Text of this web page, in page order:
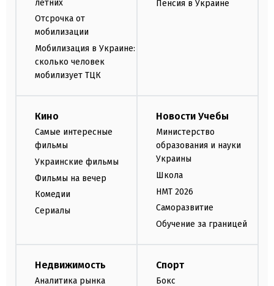
летних
Отсрочка от
мобилизации
Мобилизация в Украине:
сколько человек
мобилизует ТЦК
Пенсия в Украине
Кино
Самые интересные
фильмы
Украинские фильмы
Фильмы на вечер
Комедии
Сериалы
Новости Учебы
Министерство
образования и науки
Украины
Школа
НМТ 2026
Саморазвитие
Обучение за границей
Недвижимость
Аналитика рынка
Спорт
Бокс